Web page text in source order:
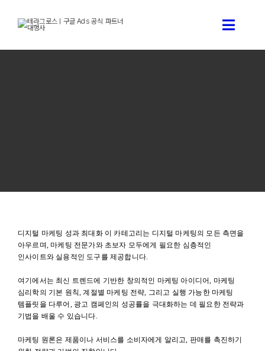
Toggle
디지털 마케팅 성과 최대화 이 카테고리는 디지털 마케팅의 모든 측면을
아우르며, 마케팅 전문가와 초보자 모두에게 필요한 심층적인
인사이트와 실용적인 도구를 제공합니다.
여기에서는 최신 트렌드에 기반한 창의적인 마케팅 아이디어, 마케팅
심리학의 기본 원칙, 계절별 마케팅 전략, 그리고 실행 가능한 마케팅
템플릿을 다루어, 광고 캠페인의 성공률을 극대화하는 데 필요한 전략과
기법을 배울 수 있습니다.
마케팅 원론은 제품이나 서비스를 소비자에게 알리고, 판매를 촉진하기